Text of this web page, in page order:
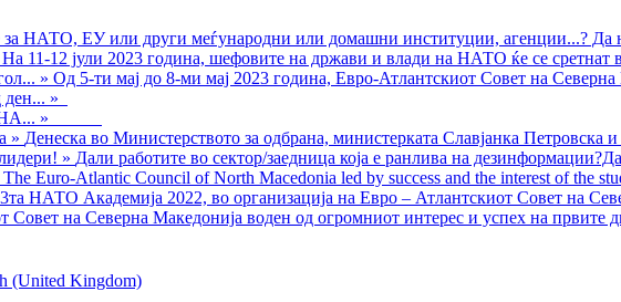
за НАТО, ЕУ или други меѓународни или домашни институции, агенции...? Да
На 11-12 јули 2023 година, шефовите на држави и влади на НАТО ќе се
» Од 5-ти мај до 8-ми мај 2023 година, Евро-Атлантскиот Совет на
ден... »
»
» Денеска во Министерството за одбрана, министерката Славјанка Петровска
» Дали работите во сектор/заедница која е ранлива на
The Euro-Atlantic Council of North Macedonia led by success and the interest of the
НАТО Академија 2022, во организација на Евро – Атлантскиот Совет на
Совет на Северна Македонија воден од огромниот интерес и успех на